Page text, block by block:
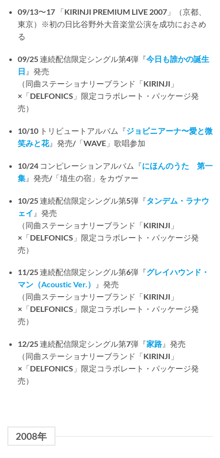
09/13〜17 「KIRINJI PREMIUM LIVE 2007」（京都、
東京）※初の日比谷野外大音楽堂公演を成功におさめ
る
09/25 連続配信限定シングル第4弾『今日も誰かの誕生
日 』発売
（同曲ステーショナリーブランド「KIRINJI」
×「DELFONICS」限定コラボレート・パッケージ発
売）
10/10 トリビュートアルバム『ジョビニアーナ〜愛と微
笑みと花』発売/「WAVE」歌唱参加
10/24 コンピレーションアルバム『にほんのうた 第一
集』発売/「埴生の宿」をカヴァー
10/25 連続配信限定シングル第5弾『タンデム・ラナウ
ェイ 』発売
（同曲ステーショナリーブランド「KIRINJI」
×「DELFONICS」限定コラボレート・パッケージ発
売）
11/25 連続配信限定シングル第6弾『グレイハウンド・
マン（Acoustic Ver.）
』発売
（同曲ステーショナリーブランド「KIRINJI」
×「DELFONICS」限定コラボレート・パッケージ発
売）
12/25 連続配信限定シングル第7弾『家路』発売
（同曲ステーショナリーブランド「KIRINJI」
×「DELFONICS」限定コラボレート・パッケージ発
売）
2008年